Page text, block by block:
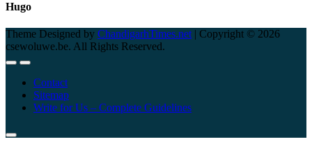
Hugo
Theme Designed by ChandigarhTimes.net | Copyright © 2026
csewoluwe.be. All Rights Reserved.
Contact
Sitemap
Write for Us – Complete Guidelines